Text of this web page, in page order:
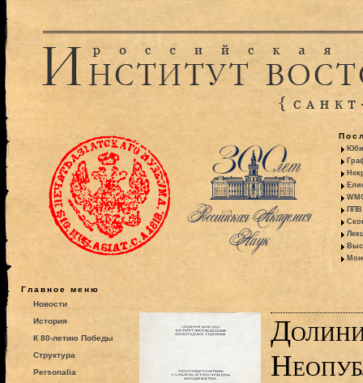
ППВ
Главное меню
Новости
История
К 80-летию Победы
Структура
Personalia